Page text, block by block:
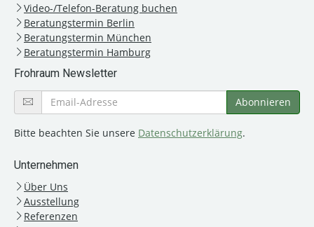
Video-/Telefon-Beratung buchen
Beratungstermin Berlin
Beratungstermin München
Beratungstermin Hamburg
Frohraum Newsletter
Bitte beachten Sie unsere Datenschutzerklärung.
Unternehmen
Über Uns
Ausstellung
Referenzen